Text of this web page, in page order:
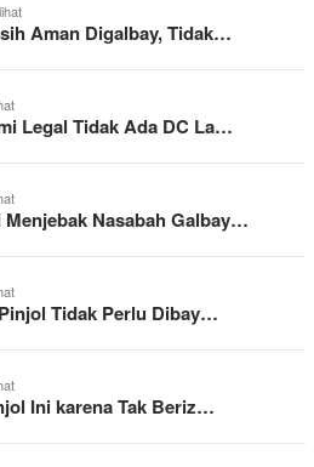
Aman Digalbay, Tidak…
Legal Tidak Ada DC La…
Nasabah Galbay…
Tidak Perlu Dibay…
Ini karena Tak Beriz…